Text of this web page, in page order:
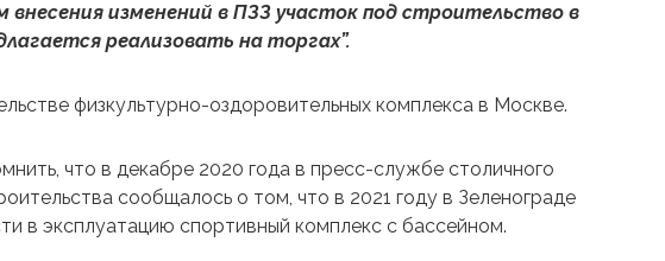
внесения изменений в ПЗЗ участок под строительство в
реализовать на торгах”.
физкультурно-оздоровительных комплекса в Москве.
что в декабре 2020 года в пресс-службе столичного
сообщалось о том, что в 2021 году в Зеленограде
в эксплуатацию спортивный комплекс с бассейном.